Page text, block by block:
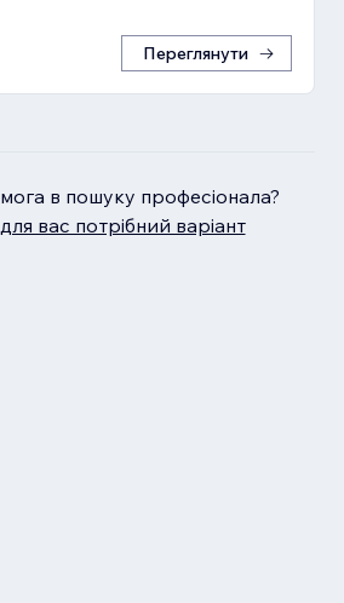
Переглянути
в пошуку професіонала?
вас потрібний варіант